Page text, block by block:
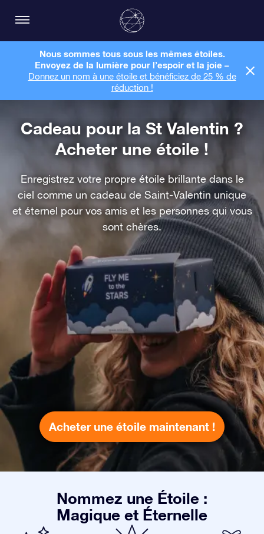
Nous sommes tous sous les mêmes étoiles.
Envoyez de la lumière pour l’espoir et la joie –
Donnez un nom à une étoile et bénéficiez de 25 % de
réduction !
Cadeau pour la St Valentin ?
Acheter une étoile !
Enregistrez votre propre étoile brillante dans le
ciel comme un cadeau de Saint-Valentin unique
et éternel pour vos amis et les personnes qui vous
sont chères.
Acheter une étoile maintenant !
Nommez une Étoile :
Magique et Éternelle